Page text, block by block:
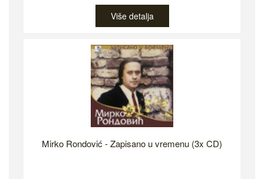
Više detalja
Mirko Rondović - Zapisano u vremenu (3x CD)